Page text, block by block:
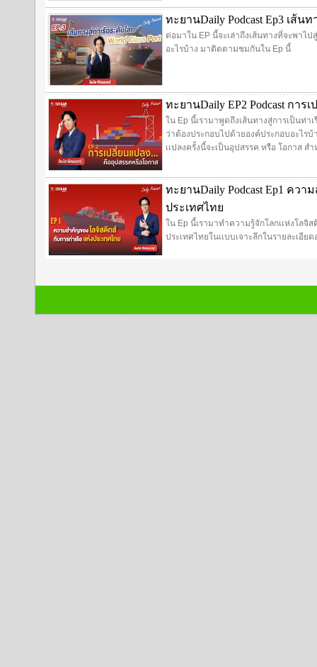
ทะยานDaily Podcast Ep3 เส้น
ต่อมาใน EP นี้จะเล่าถึงเส้นทางที่จะพาไ
อะไรบ้าง มาติดตามชมกันใน Ep นี้
ทะยานDaily EP2 Podcast กา
ใน Ep นี้เรามาพูดถึงเส้นทางสู่การเป็นท่า
ว่าต้องประกอบไปด้วยองค์ประกอบอะไรบ้า
เเปลงครั้งนี้จะเป็นอุปสรรค หรือ โอกาส
ทะยานDaily Podcast Ep1 คว
ประเทศไทย
ใน Ep นี้เรามาทำความรู้จักโลกเเห่งโลจิ
ประเทศไทยในเเบบเจาะลึกในรายละเอี